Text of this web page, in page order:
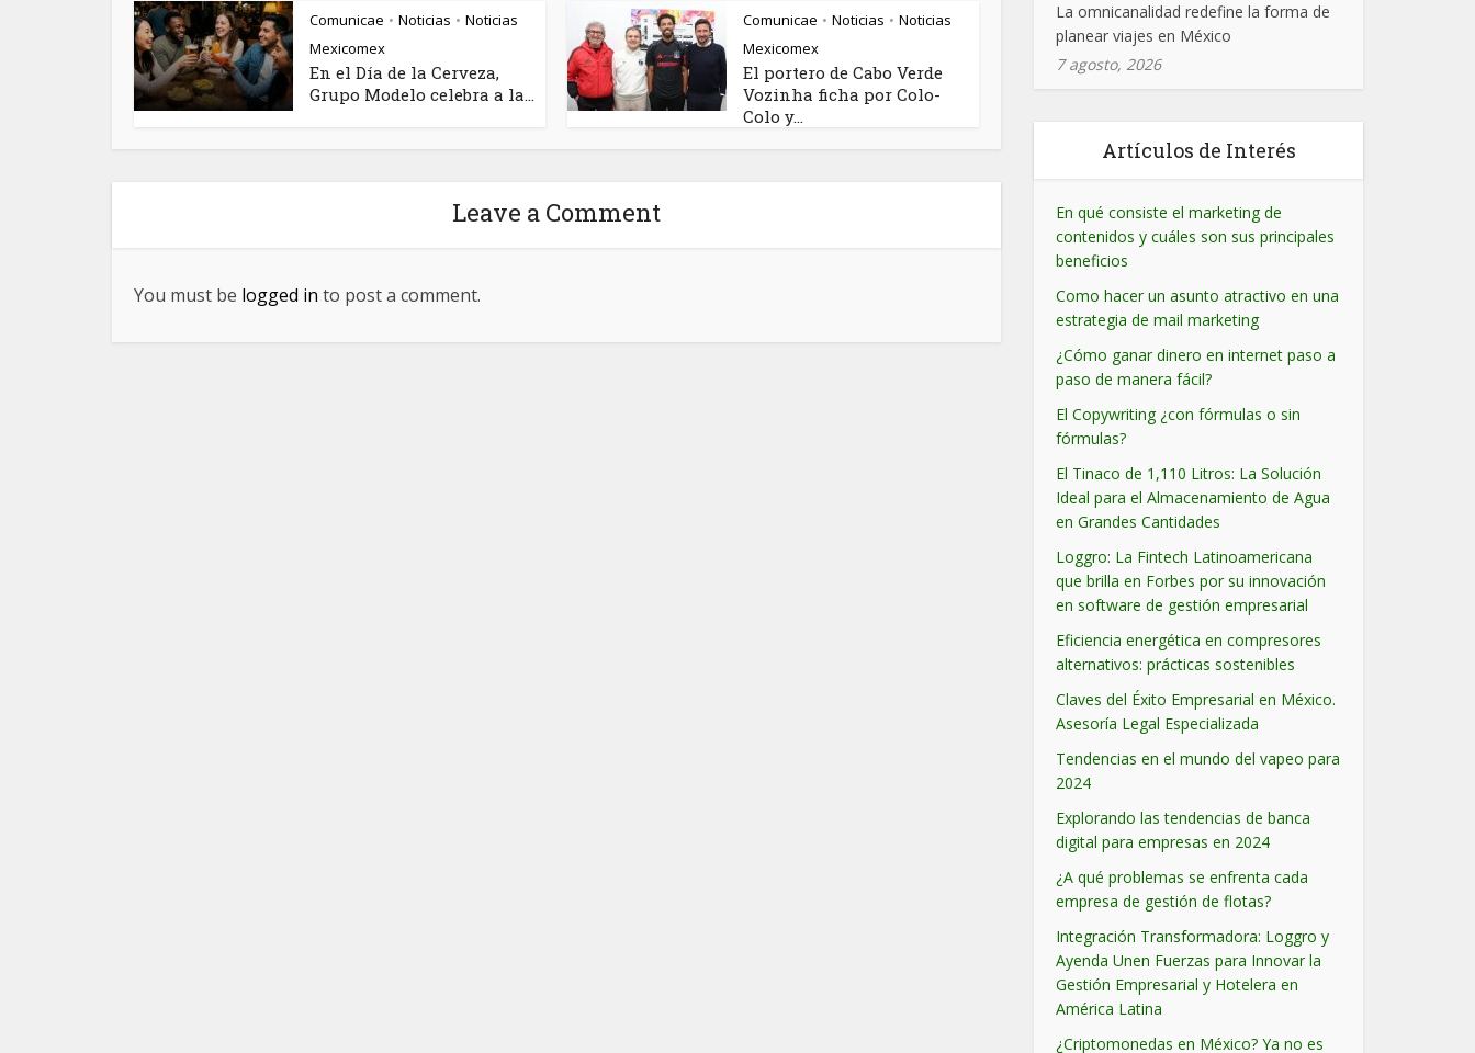
Comunicae • Noticias • Noticias
Mexicomex
En el Día de la Cerveza,
Grupo Modelo celebra a la...
Comunicae • Noticias • Noticias
Mexicomex
El portero de Cabo Verde
Vozinha ficha por Colo-
Colo y...
Leave a Comment
You must be logged in to post a comment.
La omnicanalidad redefine la forma de
planear viajes en México
7 agosto, 2026
Artículos de Interés
En qué consiste el marketing de
contenidos y cuáles son sus principales
beneficios
Como hacer un asunto atractivo en una
estrategia de mail marketing
¿Cómo ganar dinero en internet paso a
paso de manera fácil?
El Copywriting ¿con fórmulas o sin
fórmulas?
El Tinaco de 1,110 Litros: La Solución
Ideal para el Almacenamiento de Agua
en Grandes Cantidades
Loggro: La Fintech Latinoamericana
que brilla en Forbes por su innovación
en software de gestión empresarial
Eficiencia energética en compresores
alternativos: prácticas sostenibles
Claves del Éxito Empresarial en México.
Asesoría Legal Especializada
Tendencias en el mundo del vapeo para
2024
Explorando las tendencias de banca
digital para empresas en 2024
¿A qué problemas se enfrenta cada
empresa de gestión de flotas?
Integración Transformadora: Loggro y
Ayenda Unen Fuerzas para Innovar la
Gestión Empresarial y Hotelera en
América Latina
¿Criptomonedas en México? Ya no es